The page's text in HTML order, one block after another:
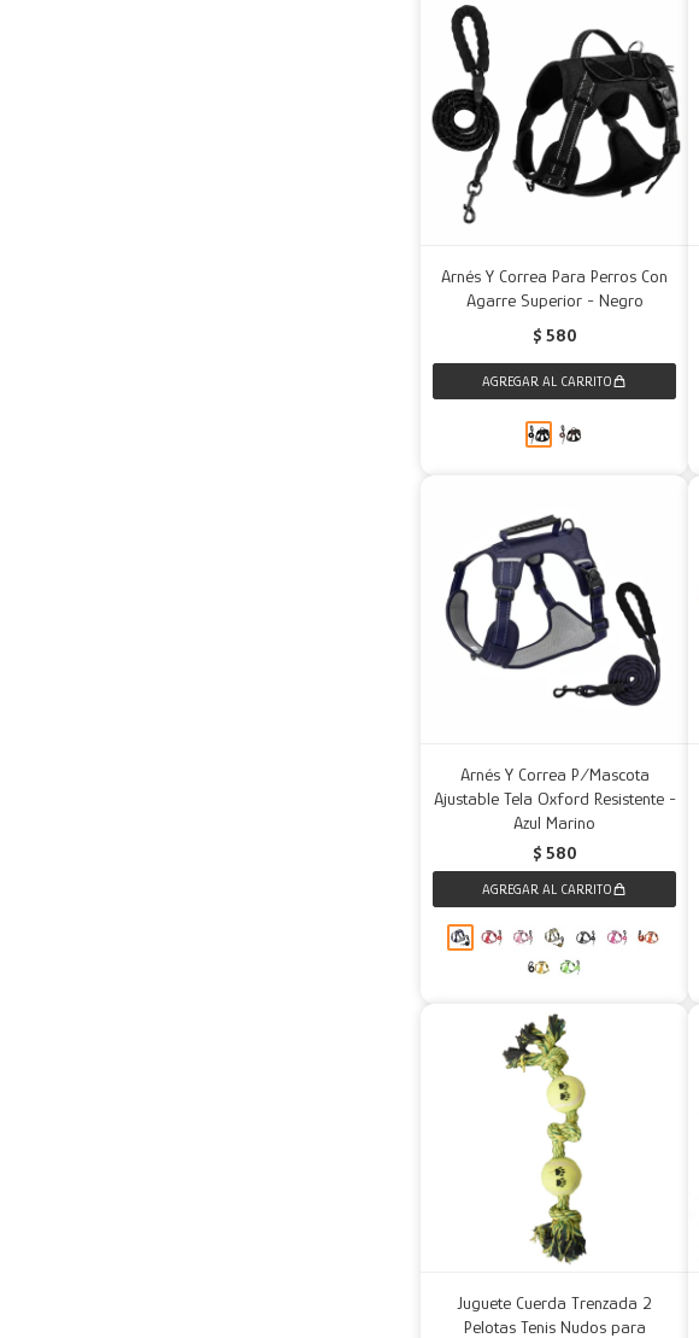
Arnés Y Correa Para Perros Con
Agarre Superior - Negro
$ 580
Arnés Y Correa P/Mascota
Ajustable Tela Oxford Resistente -
Azul Marino
$ 580
Juguete Cuerda Trenzada 2
Pelotas Tenis Nudos para